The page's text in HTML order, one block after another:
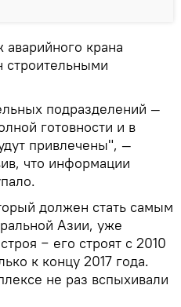
крана
строительными
подразделений —
готовности и в
привлечены", —
что информации
должен стать самым
Азии, уже
− его строят с 2010
к концу 2017 года.
не раз вспыхивали